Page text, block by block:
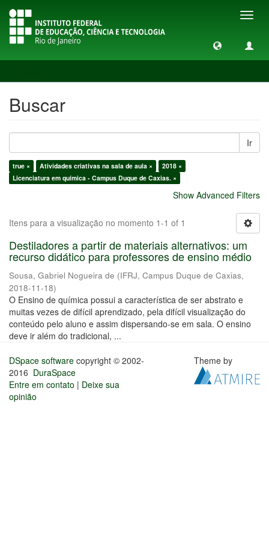
Buscar
Ir
true × Atividades criativas na sala de aula ×
2018 ×
Licenciatura em química - Campus Duque de Caxias. ×
Show Advanced Filters
Itens para a visualização no momento 1-1 of 1
Destiladores a partir de materiais alternativos: um
recurso didático para professores de ensino médio
Sousa, Gabriel Nogueira de (IFRJ, Campus Duque de Caxias,
2018-11-18)
O Ensino de química possui a característica de ser abstrato e
muitas vezes de difícil aprendizado, pela difícil visualização do
conteúdo pelo aluno e assim dispersando-se em sala. O ensino
deve ir além do tradicional, ...
DSpace software copyright © 2002-
2016 DuraSpace
Entre em contato | Deixe sua
opinião
Theme by